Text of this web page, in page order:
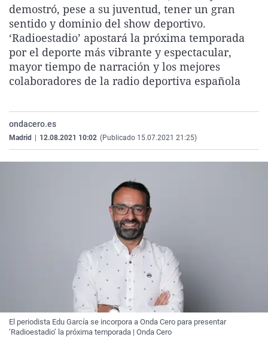
La rosa de los vientos
Gente viajera
Como el perro y el
Caso
Retornados
Equipo de
Operación Viuda
Extremadura
Galicia
La Rioja
Navarra
Virales
Televisión
Elecciones
demostró, pese a su juventud, tener un gran
sentido y dominio del show deportivo.
‘Radioestadio’ apostará la próxima temporada
por el deporte más vibrante y espectacular,
mayor tiempo de narración y los mejores
colaboradores de la radio deportiva española
ondacero.es
Madrid 12.08.2021 10:02 (Publicado 15.07.2021 21:25)
El periodista Edu García se incorpora a Onda Cero para presentar
‘Radioestadio’ la próxima temporada | Onda Cero